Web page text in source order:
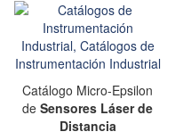
Catálogo Micro-Epsilon
de Sensores Láser de
Distancia